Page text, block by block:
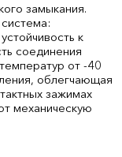
замыкания.
к
соединения
от -40
облегчающая
зажимах
механическую